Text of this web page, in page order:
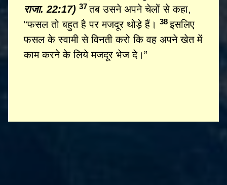
राजा. 22:17)37तब उसने अपने चेलों से कहा,
“फसल तो बहुत है पर मजदूर थोड़े हैं।38इसलिए
फसल के स्वामी से विनती करो कि वह अपने खेत में
काम करने के लिये मजदूर भेज दे।”